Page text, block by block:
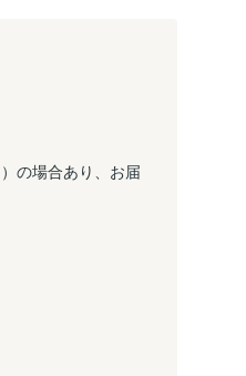
の場合あり、お届